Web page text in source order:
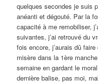
quelques secondes je suis
anéanti et dégouté. Par la
capacité à me remobiliser,
suivantes, j’ai retrouvé du
fois encore, j’aurais dû
misère dans la 1ère
semaine en gardant le
dernière balise, pas moi,